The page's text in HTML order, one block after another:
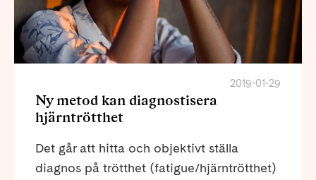
2019-01-29
Ny metod kan diagnostisera
hjärntrötthet
Det går att hitta och objektivt ställa
diagnos på trötthet (fatigue/hjärntrötthet)